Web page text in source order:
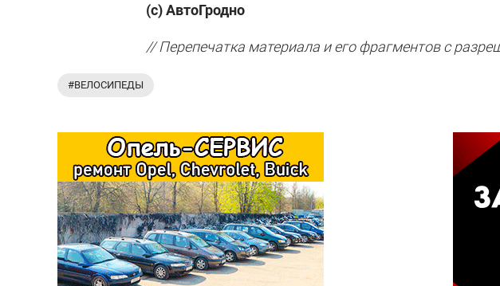
(с) АвтоГродно
// Перепечатка материала и его фрагментов с
#ВЕЛОСИПЕДЫ